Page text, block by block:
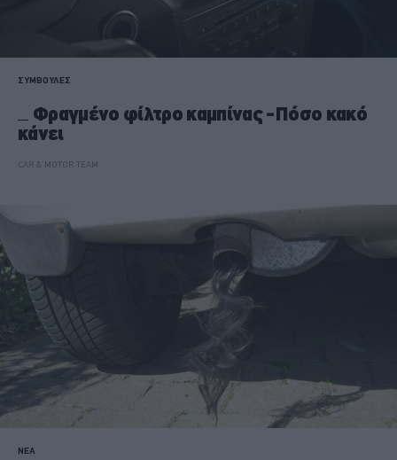
ΣΥΜΒΟΥΛΕΣ
Φραγμένο φίλτρο καμπίνας -Πόσο κακό
κάνει
CAR & MOTOR TEAM
ΝΕΑ